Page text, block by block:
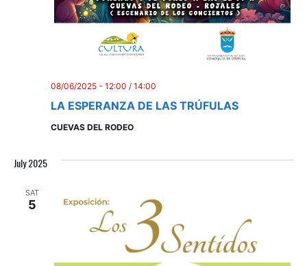
LA ESPERANZA DE LAS TRÚFULAS
08/06/2025 - 12:00 / 14:00
CUEVAS DEL RODEO
July 2025
SAT
5